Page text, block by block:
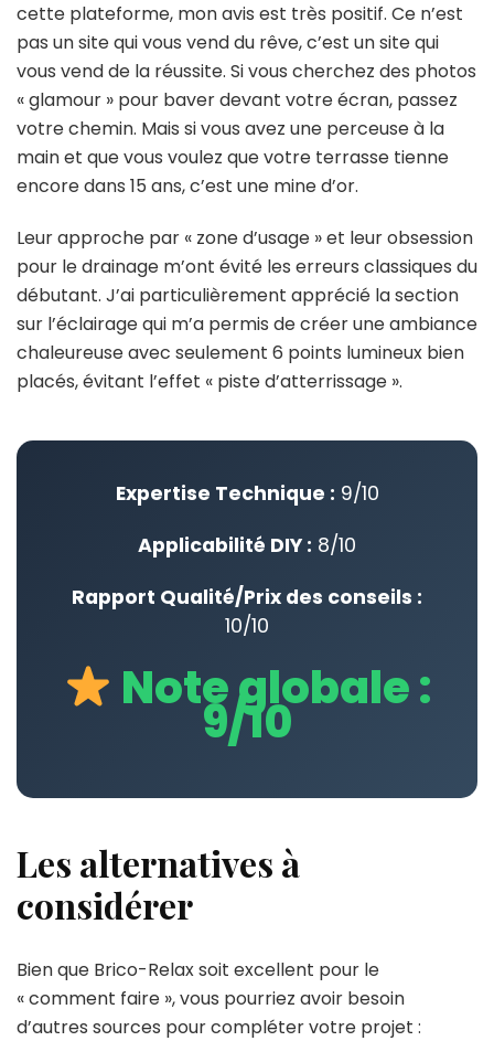
cette plateforme, mon avis est très positif. Ce n’est
pas un site qui vous vend du rêve, c’est un site qui
vous vend de la réussite. Si vous cherchez des photos
« glamour » pour baver devant votre écran, passez
votre chemin. Mais si vous avez une perceuse à la
main et que vous voulez que votre terrasse tienne
encore dans 15 ans, c’est une mine d’or.
Leur approche par « zone d’usage » et leur obsession
pour le drainage m’ont évité les erreurs classiques du
débutant. J’ai particulièrement apprécié la section
sur l’éclairage qui m’a permis de créer une ambiance
chaleureuse avec seulement 6 points lumineux bien
placés, évitant l’effet « piste d’atterrissage ».
Expertise Technique : 9/10
Applicabilité DIY : 8/10
Rapport Qualité/Prix des conseils :
10/10
Note globale :
9/10
Les alternatives à
considérer
Bien que Brico-Relax soit excellent pour le
« comment faire », vous pourriez avoir besoin
d’autres sources pour compléter votre projet :